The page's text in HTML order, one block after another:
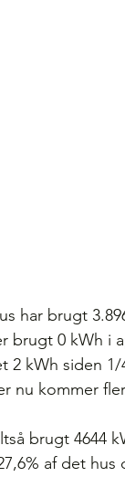
har brugt
brugt 0 kWh i
2 kWh siden
nu kommer
brugt 4644
af det